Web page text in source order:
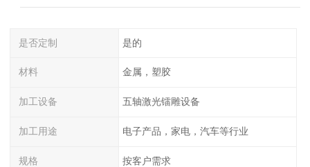
是否定制 是的
材料 金属，塑胶
加工设备 五轴激光镭雕设备
加工用途 电子产品，家电，汽车等行业
规格 按客户需求